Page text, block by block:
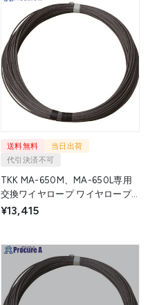
送料無料
当日出荷
代引決済不可
TKK MA-650M、MA-650L専用
交換ワイヤロープ ワイヤロープ
φ5×40M (麻芯6×19) 5X40M
¥13,415